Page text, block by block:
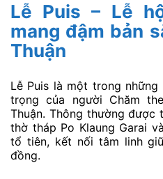
Lễ Puis – Lễ
mang đậm bản
Thuận
Lễ Puis là một trong
trọng của người Chăm
Thuận. Thông thường được
thờ tháp Po Klaung Garai
tổ tiên, kết nối tâm linh
đồng.